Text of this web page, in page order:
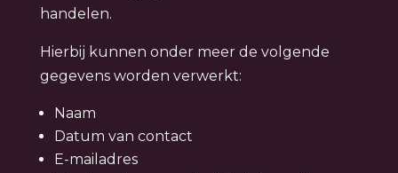
handelen.
Hierbij kunnen onder meer de volgende
gegevens worden verwerkt:
Naam
Datum van contact
E-mailadres